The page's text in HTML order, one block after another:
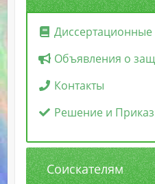
Диссертационные
Объявления о
Контакты
Решение и
Соискателям